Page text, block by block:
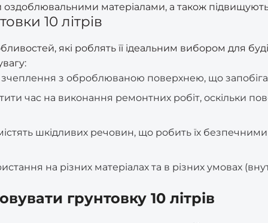
матеріалами, а також підвищують
10 літрів
які роблять її ідеальним вибором для
зчеплення з оброблюваною поверхнею, що
час на виконання ремонтних робіт, оскільки
містять шкідливих речовин, що робить їх
на різних матеріалах та в різних умовах
грунтовку 10 літрів